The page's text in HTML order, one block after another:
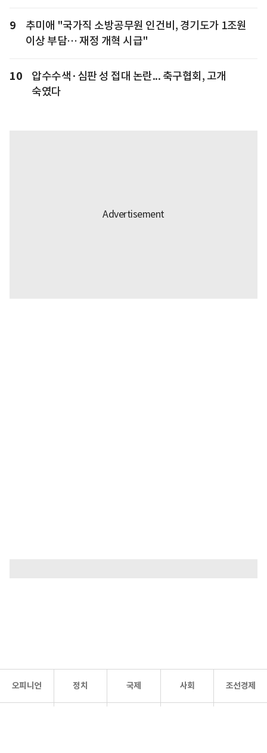
9
추미애 "국가직 소방공무원 인건비, 경기도가 1조원
이상 부담… 재정 개혁 시급"
10
압수수색·심판 성 접대 논란... 축구협회, 고개
숙였다
오피니언 정치 국제 사회 조선경제